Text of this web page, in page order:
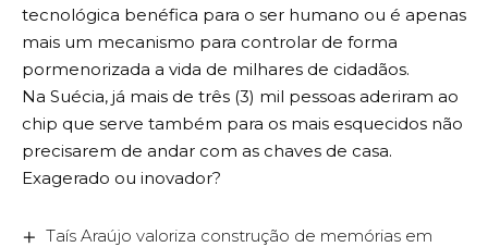
tecnológica benéfica para o ser humano ou é apenas
mais um mecanismo para controlar de forma
pormenorizada a vida de milhares de cidadãos.
Na Suécia, já mais de três (3) mil pessoas aderiram ao
chip que serve também para os mais esquecidos não
precisarem de andar com as chaves de casa.
Exagerado ou inovador?
Taís Araújo valoriza construção de memórias em